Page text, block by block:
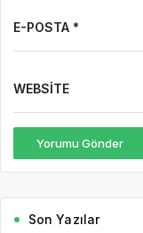
E-POSTA *
WEBSITE
Yorumu Gönder
Son Yazılar